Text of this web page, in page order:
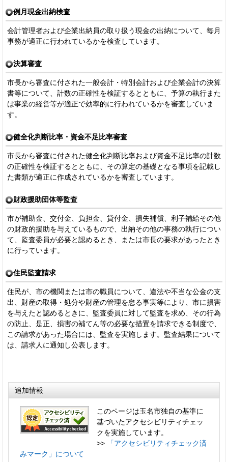
例月現金出納検査
会計管理者および企業出納員の取り扱う現金の出納について、毎月
事務が適正に行われているかを検査しています。
決算審査
市長から審査に付された一般会計・特別会計および企業会計の決算
書等について、計数の正確性を検証するとともに、予算の執行また
は事業の経営等が適正で効率的に行われているかを審査していま
す。
健全化判断比率・資金不足比率審査
市長から審査に付された健全化判断比率および資金不足比率の計数
の正確性を検証するとともに、その算定の基礎となる事項を記載し
た書類が適正に作成されているかを審査しています。
財政援助団体等監査
市が補助金、交付金、負担金、貸付金、損失補償、利子補給その他
の財政的援助を与えているもので、出納その他の事務の執行につい
て、監査委員が必要と認めるとき、または市長の要求があったとき
に行っています。
住民監査請求
住民が、市の機関または市の職員について、違法や不当な公金の支
出、財産の取得・処分や財産の管理を怠る事実等により、市に損害
を与えたと認めるときに、監査委員に対して監査を求め、その行為
の防止、是正、損害の補てん等の必要な措置を請求できる制度で、
この請求があった場合には、監査を実施します。監査結果について
は、請求人に通知し公表します。
追加情報
このページは玉名市独自の基準に
基づいたアクセシビリティチェッ
クを実施しています。
>>
「アクセシビリティチェック済
みマーク」について